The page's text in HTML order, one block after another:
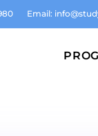
Email: